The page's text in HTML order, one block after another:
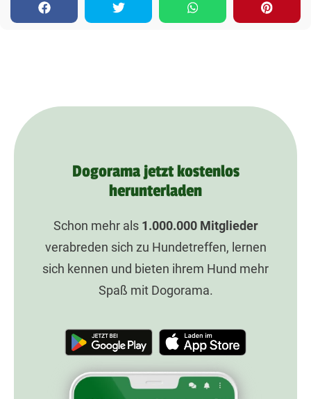
Dogorama jetzt kostenlos
herunterladen
Schon mehr als 1.000.000Mitglieder
verabreden sich zu Hundetreffen, lernen
sich kennen und bieten ihrem Hund mehr
Spaß mit Dogorama.